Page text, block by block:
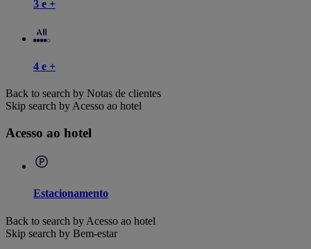
3 e +
4 e +
Back to search by Notas de clientes
Skip search by Acesso ao hotel
Acesso ao hotel
Estacionamento
Back to search by Acesso ao hotel
Skip search by Bem-estar